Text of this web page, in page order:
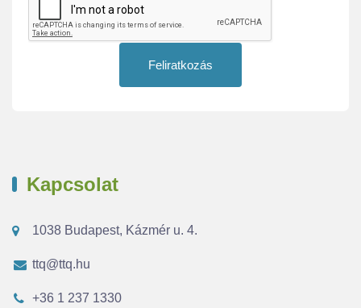
Feliratkozás
Kapcsolat
1038 Budapest, Kázmér u. 4.
ttq@ttq.hu
+36 1 237 1330